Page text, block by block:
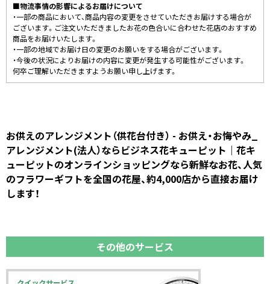
■物流事情の影響によるお届けについて
・一部の商品において、商品内容の変更をさせていただきお届けする場合が
ございます。ご注文いただきましたお花の色合いに合わせた花店のおすすめ
商品をお届けいたします。
・一部の地域でお届け日の変更のお願いをする場合がございます。
・今後の状況によりお届けの内容に変更が発生する可能性がございます。
何卒ご理解いただきますようお願い申し上げます。
お供えのアレンジメント（供花台付き） - お供え・お悔やみ_
アレンジメント(法人）ならビジネス花キューピット｜花キ
ューピットのオンラインショッピングなら新鮮なお花、人気
のフラワーギフトを全国の花屋、約4,000店から直接お届け
します！
その他のサービス